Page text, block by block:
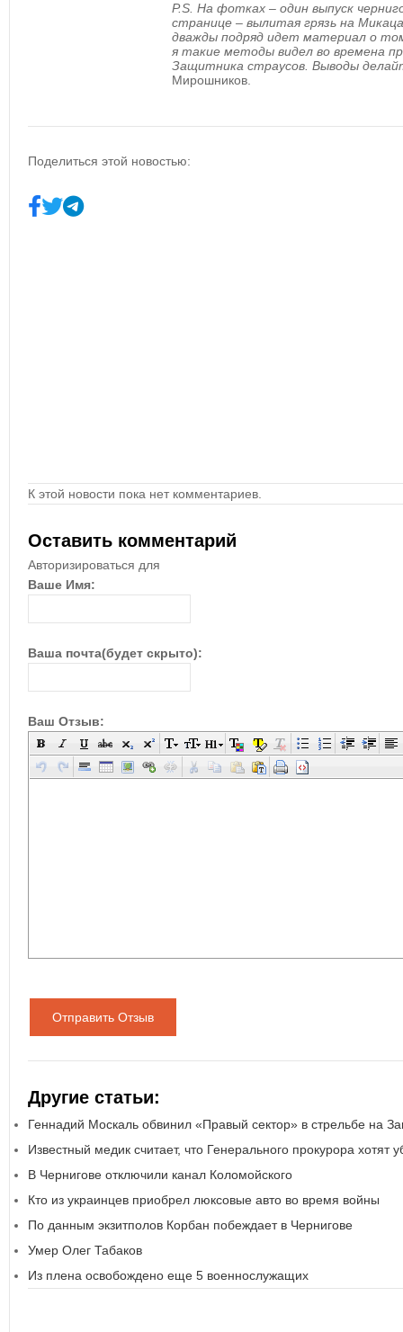
P.S. На фотках – один выпуск
странице – вылитая грязь на
дважды подряд идет материал о
я такие методы видел во времена
Защитника страусов. Выводы
Мирошников.
Поделиться этой новостью:
К этой новости пока нет комментариев.
Оставить комментарий
Авторизироваться для
Ваше Имя:
Ваша почта(будет скрыто):
Ваш Отзыв:
Отправить Отзыв
Другие статьи:
Геннадий Москаль обвинил «Правый сектор» в стрельбе на
Известный медик считает, что Генерального прокурора хотят
В Чернигове отключили канал Коломойского
Кто из украинцев приобрел люксовые авто во время войны
По данным экзитполов Корбан побеждает в Чернигове
Умер Олег Табаков
Из плена освобождено еще 5 военнослужащих